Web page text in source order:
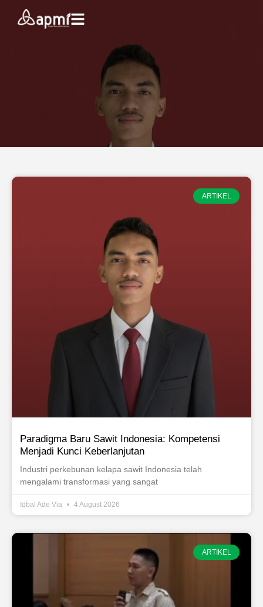
ARTIKEL
Paradigma Baru Sawit Indonesia: Kompetensi
Menjadi Kunci Keberlanjutan
Industri perkebunan kelapa sawit Indonesia telah
mengalami transformasi yang sangat
Iqbal Ade Via 4 August 2026
ARTIKEL